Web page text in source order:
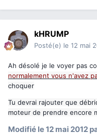
kHRUMP
Posté(e) le 12 mai
Ah désolé je le voyer pas
normalement vous n'avez
choquer
Tu devrai rajouter que
moteur de prendre encore
Modifié le 12 mai 2012